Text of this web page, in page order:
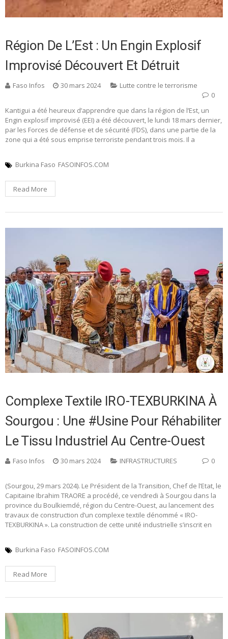
Région De L’Est : Un Engin Explosif
Improvisé Découvert Et Détruit
Faso Infos 30 mars 2024
Lutte contre le terrorisme
0
Kantigui a été heureux d’apprendre que dans la région de l’Est, un
Engin explosif improvisé (EEI) a été découvert, le lundi 18 mars dernier,
par les Forces de défense et de sécurité (FDS), dans une partie de la
zone qui a été sous emprise terroriste pendant trois mois. Il a
Burkina Faso FASOINFOS.COM
Read More
Complexe Textile IRO-TEXBURKINA À
Sourgou : Une #usine Pour Réhabiliter
Le Tissu Industriel Au Centre-Ouest
Faso Infos 30 mars 2024 INFRASTRUCTURES 0
(Sourgou, 29 mars 2024). Le Président de la Transition, Chef de l’Etat, le
Capitaine Ibrahim TRAORE a procédé, ce vendredi à Sourgou dans la
province du Boulkiemdé, région du Centre-Ouest, au lancement des
travaux de construction d’un complexe textile dénommé « IRO-
TEXBURKINA ». La construction de cette unité industrielle s’inscrit en
Burkina Faso FASOINFOS.COM
Read More